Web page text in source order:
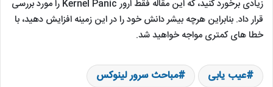
زیادی برخورد کنید، که این مقاله فقط ارور Kernel Panic را مورد بررسی
قرار داد. بنابراین هرچه بیشر دانش خود را در این زمینه افزایش دهید، با
خطا های کمتری مواجه خواهید شد.
عیب یابی مباحث سرور لینوکس